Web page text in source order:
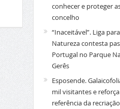
conhecer e proteger
concelho
“Inaceitável”. Liga
Natureza contesta
Portugal no Parque
Gerês
Esposende.
mil visitantes e
referência da